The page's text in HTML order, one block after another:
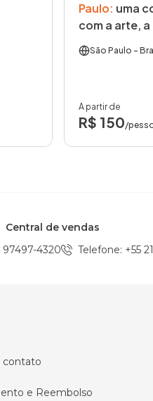
Paulo: uma
com a arte,
São Paulo -
A partir de
R$ 150/
Central de vendas
97497-4320 Telefone: +55
contato
e Reembolso